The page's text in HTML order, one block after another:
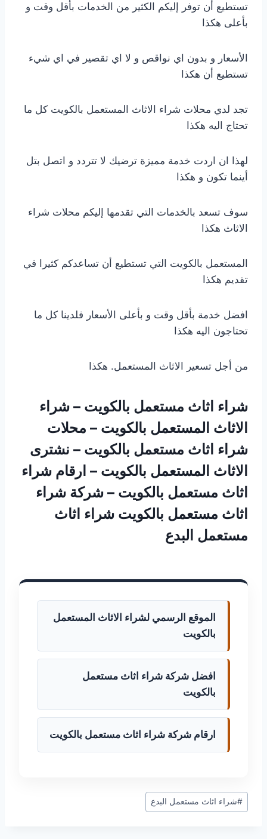
تستطيع أن توفر إليكم الكثير من الخدمات بأقل وقت و
بأعلى هكذا
الأسعار و بدون اي نواقص و لا اي تقصير في اي شيء
تستطيع أن هكذا
تجد لدي محلات شراء الاثاث المستعمل بالكويت كل ما
تحتاج اليه هكذا
لهذا ان اردت خدمة مميزة ترضيك لا تتردد و اتصل بتل
أينما تكون و هكذا
سوف تسعد بالخدمات التي تقدمها إليكم محلات شراء
الاثاث هكذا
المستعمل بالكويت التي تستطيع أن تساعدكم كثيرا في
تقديم هكذا
افضل خدمة بأقل وقت و بأعلى الأسعار فلدينا كل ما
تحتاجون اليه هكذا
من أجل تسعير الاثاث المستعمل. هكذا
شراء اثاث مستعمل بالكويت – شراء
الاثاث المستعمل بالكويت – محلات
شراء اثاث مستعمل بالكويت – نشترى
الاثاث المستعمل بالكويت – ارقام شراء
اثاث مستعمل بالكويت – شركة شراء
اثاث مستعمل بالكويت شراء اثاث
مستعمل البدع
الموقع الرسمي لشراء الاثاث المستعمل
بالكويت
افضل شركة شراء اثاث مستعمل
بالكويت
ارقام شركة شراء اثاث مستعمل بالكويت
وسوم
المقال:
#شراء اثاث مستعمل البدع